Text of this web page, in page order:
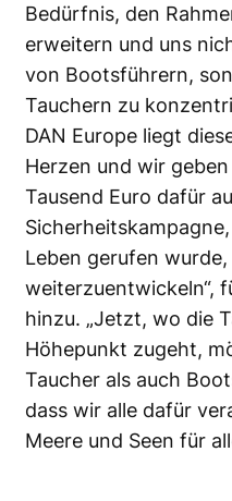
Bedürfnis, den
erweitern und uns
von Bootsführern,
Tauchern zu
DAN Europe liegt
Herzen und wir
Tausend Euro dafür
Leben gerufen
weiterzuentwickeln“,
hinzu. „Jetzt, wo die
Höhepunkt zugeht,
Taucher als auch
dass wir alle dafür
Meere und Seen für